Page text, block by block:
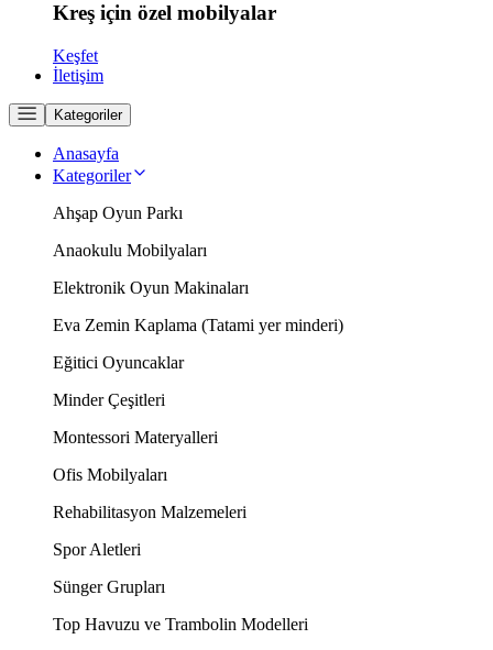
Kreş için özel mobilyalar
Keşfet
İletişim
Kategoriler
Anasayfa
Kategoriler
Ahşap Oyun Parkı
Anaokulu Mobilyaları
Elektronik Oyun Makinaları
Eva Zemin Kaplama (Tatami yer minderi)
Eğitici Oyuncaklar
Minder Çeşitleri
Montessori Materyalleri
Ofis Mobilyaları
Rehabilitasyon Malzemeleri
Spor Aletleri
Sünger Grupları
Top Havuzu ve Trambolin Modelleri